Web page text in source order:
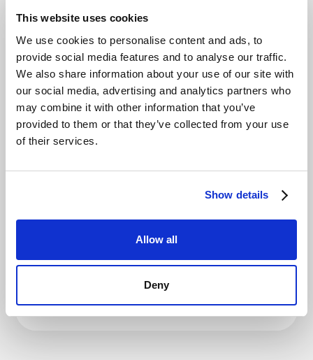
This website uses cookies
We use cookies to personalise content and ads, to
provide social media features and to analyse our traffic.
We also share information about your use of our site with
our social media, advertising and analytics partners who
may combine it with other information that you’ve
provided to them or that they’ve collected from your use
of their services.
Show details
Allow all
Deny